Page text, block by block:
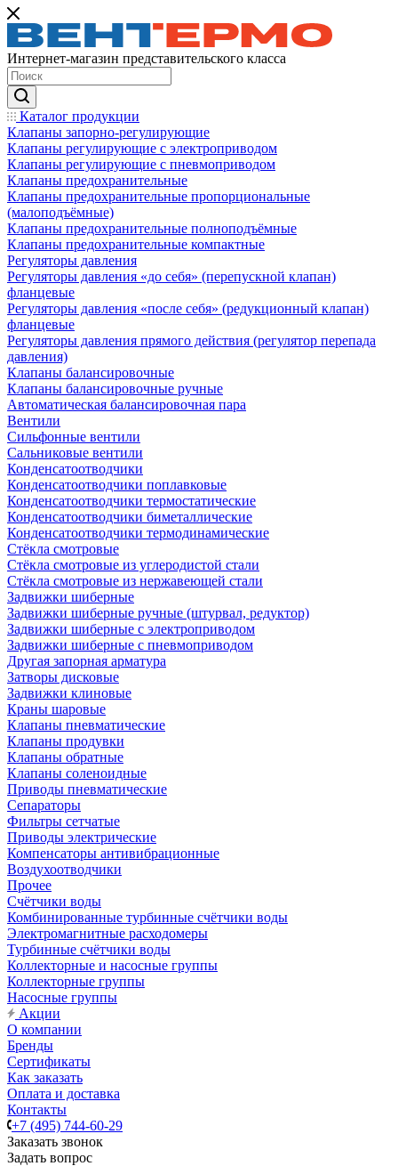
Интернет-магазин представительского класса
Каталог продукции
Клапаны запорно-регулирующие
Клапаны регулирующие с электроприводом
Клапаны регулирующие с пневмоприводом
Клапаны предохранительные
Клапаны предохранительные пропорциональные
(малоподъёмные)
Клапаны предохранительные полноподъёмные
Клапаны предохранительные компактные
Регуляторы давления
Регуляторы давления «до себя» (перепускной клапан)
фланцевые
Регуляторы давления «после себя» (редукционный клапан)
фланцевые
Регуляторы давления прямого действия (регулятор перепада
давления)
Клапаны балансировочные
Клапаны балансировочные ручные
Автоматическая балансировочная пара
Вентили
Сильфонные вентили
Сальниковые вентили
Конденсатоотводчики
Конденсатоотводчики поплавковые
Конденсатоотводчики термостатические
Конденсатоотводчики биметаллические
Конденсатоотводчики термодинамические
Стёкла смотровые
Стёкла смотровые из углеродистой стали
Стёкла смотровые из нержавеющей стали
Задвижки шиберные
Задвижки шиберные ручные (штурвал, редуктор)
Задвижки шиберные с электроприводом
Задвижки шиберные с пневмоприводом
Другая запорная арматура
Затворы дисковые
Задвижки клиновые
Краны шаровые
Клапаны пневматические
Клапаны продувки
Клапаны обратные
Клапаны соленоидные
Приводы пневматические
Сепараторы
Фильтры сетчатые
Приводы электрические
Компенсаторы антивибрационные
Воздухоотводчики
Прочее
Счётчики воды
Комбинированные турбинные счётчики воды
Электромагнитные расходомеры
Турбинные счётчики воды
Коллекторные и насосные группы
Коллекторные группы
Насосные группы
Акции
О компании
Бренды
Сертификаты
Как заказать
Оплата и доставка
Контакты
+7 (495) 744-60-29
Заказать звонок
Задать вопрос